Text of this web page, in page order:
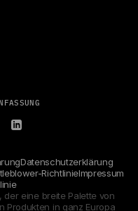
Datenschutzerklärung
RichtlinieImpressum
der eine breite Palette von
Produkten in ganz Europa